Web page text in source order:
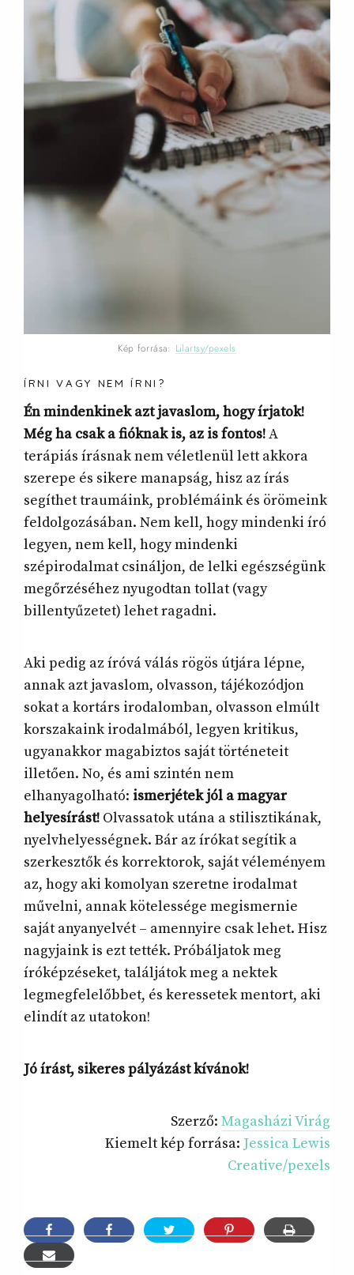
Kép forrása: Lilartsy/pexels
ÍRNI VAGY NEM ÍRNI?
Én mindenkinek azt javaslom, hogy írjatok!
Még ha csak a fióknak is, az is fontos!A
terápiás írásnak nem véletlenül lett akkora
szerepe és sikere manapság, hisz az írás
segíthet traumáink, problémáink és örömeink
feldolgozásában. Nem kell, hogy mindenki író
legyen, nem kell, hogy mindenki
szépirodalmat csináljon, de lelki egészségünk
megőrzéséhez nyugodtan tollat (vagy
billentyűzetet) lehet ragadni.
Aki pedig az íróvá válás rögös útjára lépne,
annak azt javaslom, olvasson, tájékozódjon
sokat a kortárs irodalomban, olvasson elmúlt
korszakaink irodalmából, legyen kritikus,
ugyanakkor magabiztos saját történeteit
illetően. No, és ami szintén nem
elhanyagolható: ismerjétek jól a magyar
helyesírást! Olvassatok utána a stilisztikának,
nyelvhelyességnek. Bár az írókat segítik a
szerkesztők és korrektorok, saját véleményem
az, hogy aki komolyan szeretne irodalmat
művelni, annak kötelessége megismernie
saját anyanyelvét – amennyire csak lehet. Hisz
nagyjaink is ezt tették. Próbáljatok meg
íróképzéseket, találjátok meg a nektek
legmegfelelőbbet, és keressetek mentort, aki
elindít az utatokon!
Jó írást, sikeres pályázást kívánok!
Szerző: Magasházi Virág
Kiemelt kép forrása: Jessica Lewis
Creative/pexels